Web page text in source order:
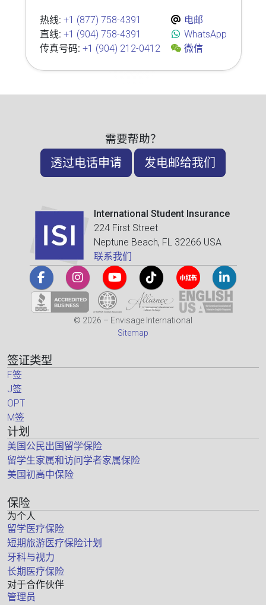
热线: +1 (877) 758-4391
直线: +1 (904) 758-4391
传真号码: +1 (904) 212-0412
电邮
WhatsApp
微信
需要帮助？
透过电话申请 发电邮给我们
International Student Insurance
224 First Street
Neptune Beach, FL 32266 USA
联系我们
© 2026 – Envisage International
Sitemap
签证类型
F签
J签
OPT
M签
计划
美国公民出国留学保险
留学生家属和访问学者家属保险
美国初高中保险
保险
为个人
留学医疗保险
短期旅游医疗保险计划
牙科与视力
长期医疗保险
对于合作伙伴
管理员